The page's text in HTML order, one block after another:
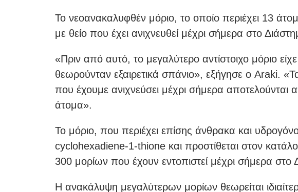
Το νεοανακαλυφθέν μόριο, το οποίο περιέχει 13
με θείο που έχει ανιχνευθεί μέχρι σήμερα στο
«Πριν από αυτό, το μεγαλύτερο αντίστοιχο μόριο
θεωρούνταν εξαιρετικά σπάνιο», εξήγησε ο Araki.
που έχουμε ανιχνεύσει μέχρι σήμερα αποτελούνται
άτομα».
Το μόριο, που περιέχει επίσης άνθρακα και
cyclohexadiene-1-thione και προστίθεται στον
300 μορίων που έχουν εντοπιστεί μέχρι σήμερα στο
Η ανακάλυψη μεγαλύτερων μορίων θεωρείται